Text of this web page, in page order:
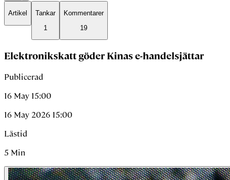
Artikel
Tankar
1
Kommentarer
19
Elektronikskatt göder Kinas e-handelsjättar
Publicerad
16 May 15:00
16 May 2026 15:00
Lästid
5 Min